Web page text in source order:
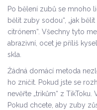
Po bělení zubů se mnoho
bělit zuby sodou“, „jak
citrónem“. Všechny tyto
abrazivní, ocet je příliš
skla.
Žádná domácí metoda
ho zničit. Pokud jste se
nevěřte „trikům“ z
Pokud chcete, aby zuby